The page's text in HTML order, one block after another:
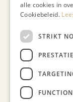
alle cookies in
Cookiebeleid.
STRIKT
PRESTATIE